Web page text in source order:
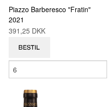
Piazzo Barberesco "Fratin"
2021
391,25 DKK